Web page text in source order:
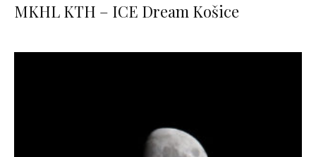
MKHL KTH – ICE Dream Košice